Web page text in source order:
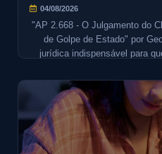
04/08/2026
"AP 2.668 - O Julgamento do
de Golpe de Estado" por
jurídica indispensável para